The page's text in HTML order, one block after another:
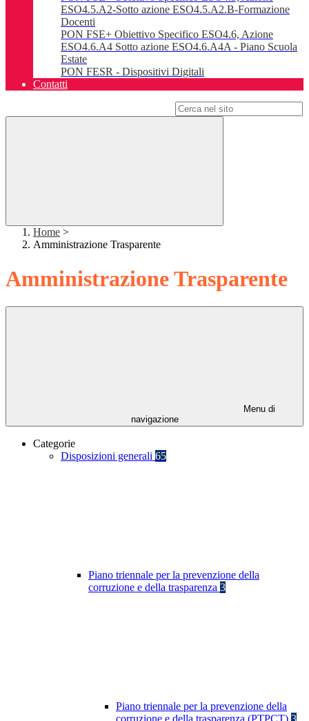
ESO4.5.A2-Sotto azione ESO4.5.A2.B-Formazione
Docenti
PON FSE+ Obiettivo Specifico ESO4.6, Azione
ESO4.6.A4 Sotto azione ESO4.6.A4A - Piano Scuola
Estate
PON FESR - Dispositivi Digitali
Contatti
Home >
Amministrazione Trasparente
Amministrazione Trasparente
Menu di
navigazione
Categorie
Disposizioni generali 65
Piano triennale per la prevenzione della
corruzione e della trasparenza 3
Piano triennale per la prevenzione della